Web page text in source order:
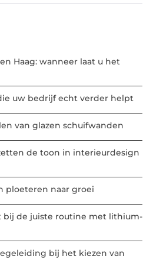
Haag: wanneer laat u het
uw bedrijf echt verder helpt
van glazen schuifwanden
de toon in interieurdesign
ploeteren naar groei
bij de juiste routine met lithium-
bij het kiezen van